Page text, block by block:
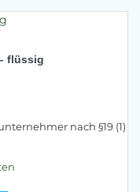
flüssig
nach §19 (1)